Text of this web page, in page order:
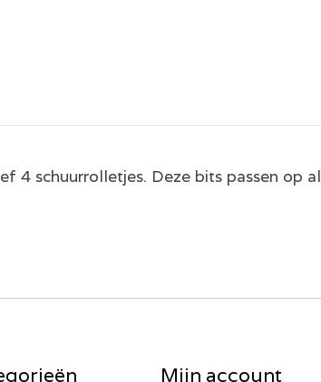
4 schuurrolletjes. Deze bits passen op
Mijn account